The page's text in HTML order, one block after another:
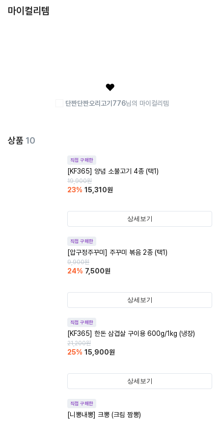
마이컬리템
❤️
단짠단짠오리고기776님의 마이컬리템
상품 10
직접 구매한
[KF365] 양념 소불고기 4종 (택1)
19,900원
23% 15,310원
상세보기
직접 구매한
[압구정주꾸미] 주꾸미 볶음 2종 (택1)
9,900원
24% 7,500원
상세보기
직접 구매한
[KF365] 한돈 삼겹살 구이용 600g/1kg (냉장)
21,200원
25% 15,900원
상세보기
직접 구매한
[니뽕내뽕] 크뽕 (크림 짬뽕)